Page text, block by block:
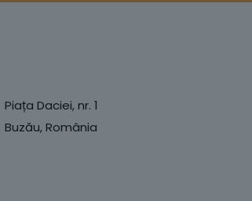
Piața Daciei, nr. 1
Buzău, România